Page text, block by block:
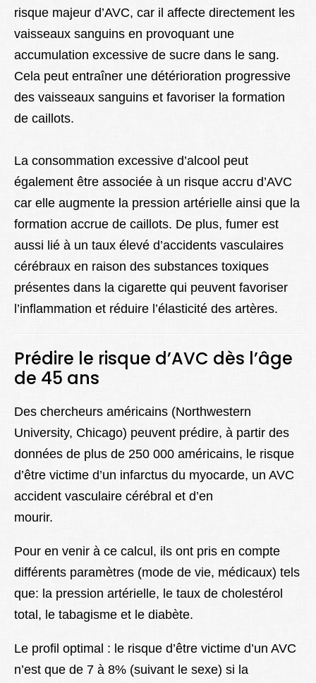
risque majeur d’AVC, car il affecte directement les
vaisseaux sanguins en provoquant une
accumulation excessive de sucre dans le sang.
Cela peut entraîner une détérioration progressive
des vaisseaux sanguins et favoriser la formation
de caillots.
La consommation excessive d’alcool peut
également être associée à un risque accru d’AVC
car elle augmente la pression artérielle ainsi que la
formation accrue de caillots. De plus, fumer est
aussi lié à un taux élevé d’accidents vasculaires
cérébraux en raison des substances toxiques
présentes dans la cigarette qui peuvent favoriser
l’inflammation et réduire l’élasticité des artères.
Prédire le risque d’AVC dès l’âge
de 45 ans
Des chercheurs américains (Northwestern
University, Chicago) peuvent prédire, à partir des
données de plus de 250 000 américains, le risque
d’être victime d’un infarctus du myocarde, un AVC
accident vasculaire cérébral et d’en
mourir.
Pour en venir à ce calcul, ils ont pris en compte
différents paramètres (mode de vie, médicaux) tels
que: la pression artérielle, le taux de cholestérol
total, le tabagisme et le diabète.
Le profil optimal : le risque d’être victime d’un AVC
n’est que de 7 à 8% (suivant le sexe) si la